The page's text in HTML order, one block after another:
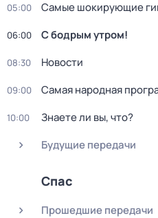
05:00 Самые шoкиpующие
06:00 С бодрым утром!
08:30 Новости
09:00 Самая нaродная
10:00
Знаете ли вы, что?
Будущие передачи
Спас
Прошедшие передачи